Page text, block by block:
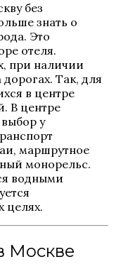
без
знать о
Это
отеля.
при наличии
Так, для
в центре
В центре
у
маршрутное
монорельс.
водными
целях.
Москве